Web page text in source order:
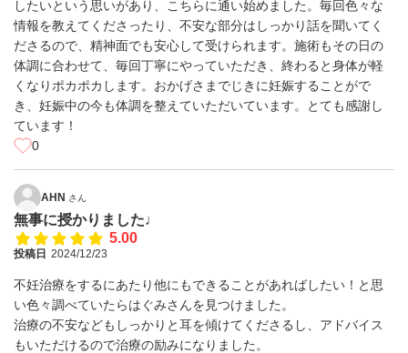
したいという思いがあり、こちらに通い始めました。毎回色々な
情報を教えてくださったり、不安な部分はしっかり話を聞いてく
ださるので、精神面でも安心して受けられます。施術もその日の
体調に合わせて、毎回丁寧にやっていただき、終わると身体が軽
くなりポカポカします。おかげさまでじきに妊娠することがで
き、妊娠中の今も体調を整えていただいています。とても感謝し
ています！
0
AHN さん
無事に授かりました♩
5.00
投稿日 2024/12/23
不妊治療をするにあたり他にもできることがあればしたい！と思
い色々調べていたらはぐみさんを見つけました。
治療の不安などもしっかりと耳を傾けてくださるし、アドバイス
もいただけるので治療の励みになりました。